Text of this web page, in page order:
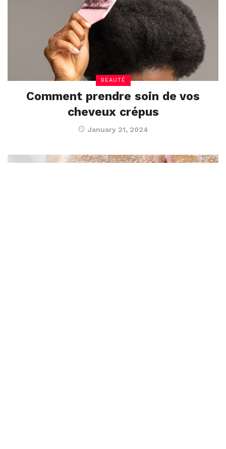
BEAUTÉ
Comment prendre soin de vos
cheveux crépus
January 21, 2024